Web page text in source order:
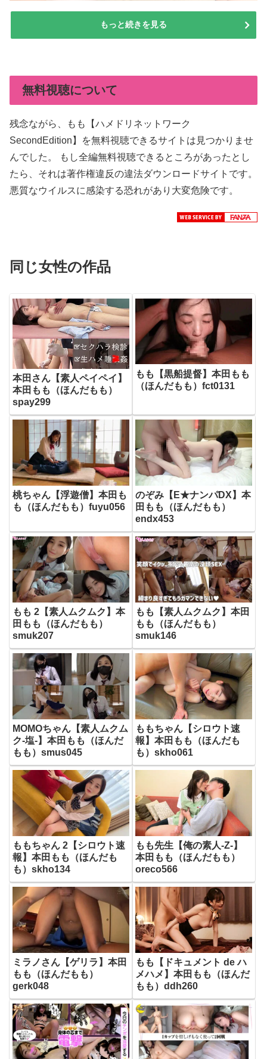
もっと続きを見る
無料視聴について
残念ながら、もも【ハメドリネットワーク
SecondEdition】を無料視聴できるサイトは見つかりませ
んでした。 もし全編無料視聴できるところがあったとし
たら、それは著作権違反の違法ダウンロードサイトです。
悪質なウイルスに感染する恐れがあり大変危険です。
同じ女性の作品
本田さん【素人ペイペイ】
本田もも（ほんだもも）
spay299
もも【黒船提督】本田もも
（ほんだもも）fct0131
桃ちゃん【浮遊僧】本田も
も（ほんだもも）fuyu056
のぞみ【E★ナンパDX】本
田もも（ほんだもも）
endx453
もも 2【素人ムクムク】本
田もも（ほんだもも）
smuk207
もも【素人ムクムク】本田
もも（ほんだもも）
smuk146
MOMOちゃん【素人ムクム
ク-塩-】本田もも（ほんだ
もも）smus045
ももちゃん【シロウト速
報】本田もも（ほんだも
も）skho061
ももちゃん 2【シロウト速
報】本田もも（ほんだも
も）skho134
もも先生【俺の素人-Z-】
本田もも（ほんだもも）
oreco566
ミラノさん【ゲリラ】本田
もも（ほんだもも）
gerk048
もも【ドキュメント de ハ
メハメ】本田もも（ほんだ
もも）ddh260